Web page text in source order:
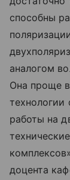
способны
аналогом
Она проще
работы на
доцента